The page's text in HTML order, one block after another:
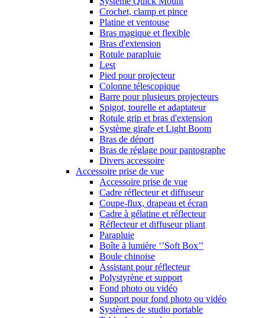
Crochet, clamp et pince
Platine et ventouse
Bras magique et flexible
Bras d'extension
Rotule parapluie
Lest
Pied pour projecteur
Colonne télescopique
Barre pour plusieurs projecteurs
Spigot, tourelle et adaptateur
Rotule grip et bras d'extension
Système girafe et Light Boom
Bras de déport
Bras de réglage pour pantographe
Divers accessoire
Accessoire prise de vue
Accessoire prise de vue
Cadre réflecteur et diffuseur
Coupe-flux, drapeau et écran
Cadre à gélatine et réflecteur
Réflecteur et diffuseur pliant
Parapluie
Boîte à lumière ‘’Soft Box’’
Boule chinoise
Assistant pour réflecteur
Polystyrène et support
Fond photo ou vidéo
Support pour fond photo ou vidéo
Systèmes de studio portable